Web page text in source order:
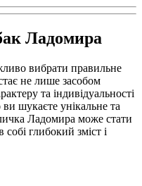
Ладомира
вибрати правильне
не лише засобом
та індивідуальності
шукаєте унікальне та
Ладомира може стати
глибокий зміст і